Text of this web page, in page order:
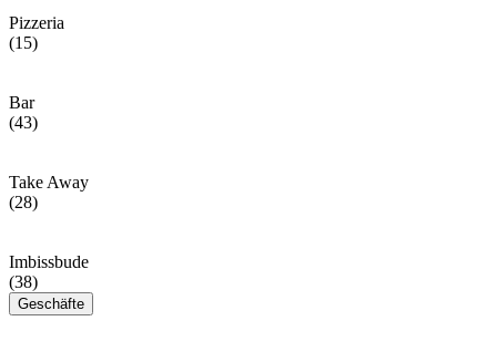
Pizzeria
(15)
Bar
(43)
Take Away
(28)
Imbissbude
(38)
Geschäfte